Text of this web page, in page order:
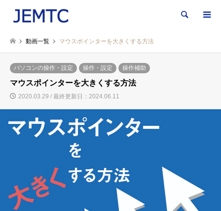
検索
動画一覧 マウスポインターを大きくする方法
パソコンの操作・設定 操作・設定 操作補助
マウスポインターを大きくする方法
2020.03.29 / 最終更新日：2024.06.11